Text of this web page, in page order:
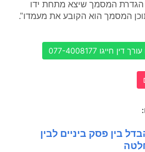
הגדרת המסמך שיצא מתחת ידו
המסמך הוא הקובע את מעמדו".
077-4008177
בין פסק ביניים לבין